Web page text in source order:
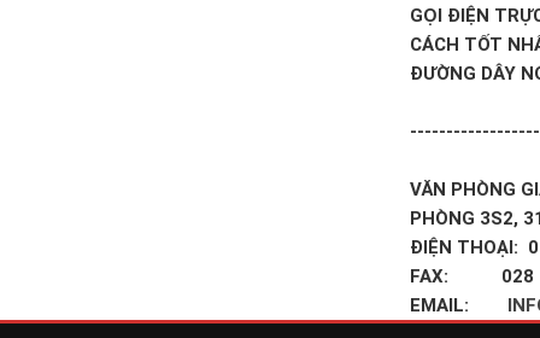
GỌI ĐIỆN
CÁCH TỐT
ĐƯỜNG DÂY
VĂN PHÒNG
PHÒNG 3S2,
ĐIỆN THOẠI:
FAX: 028
EMAIL: